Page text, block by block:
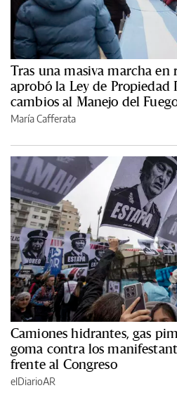
Tras una masiva marcha en
aprobó la Ley de Propiedad
cambios al Manejo del
María Cafferata
Camiones hidrantes, gas
goma contra los
frente al Congreso
elDiarioAR